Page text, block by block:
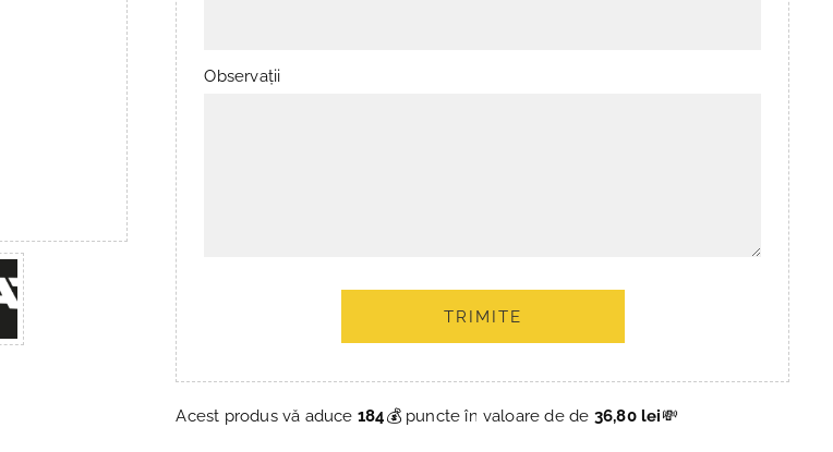
Observații
TRIMITE
Acest produs vă aduce 184💰 puncte în valoare de de 36,80 lei💸